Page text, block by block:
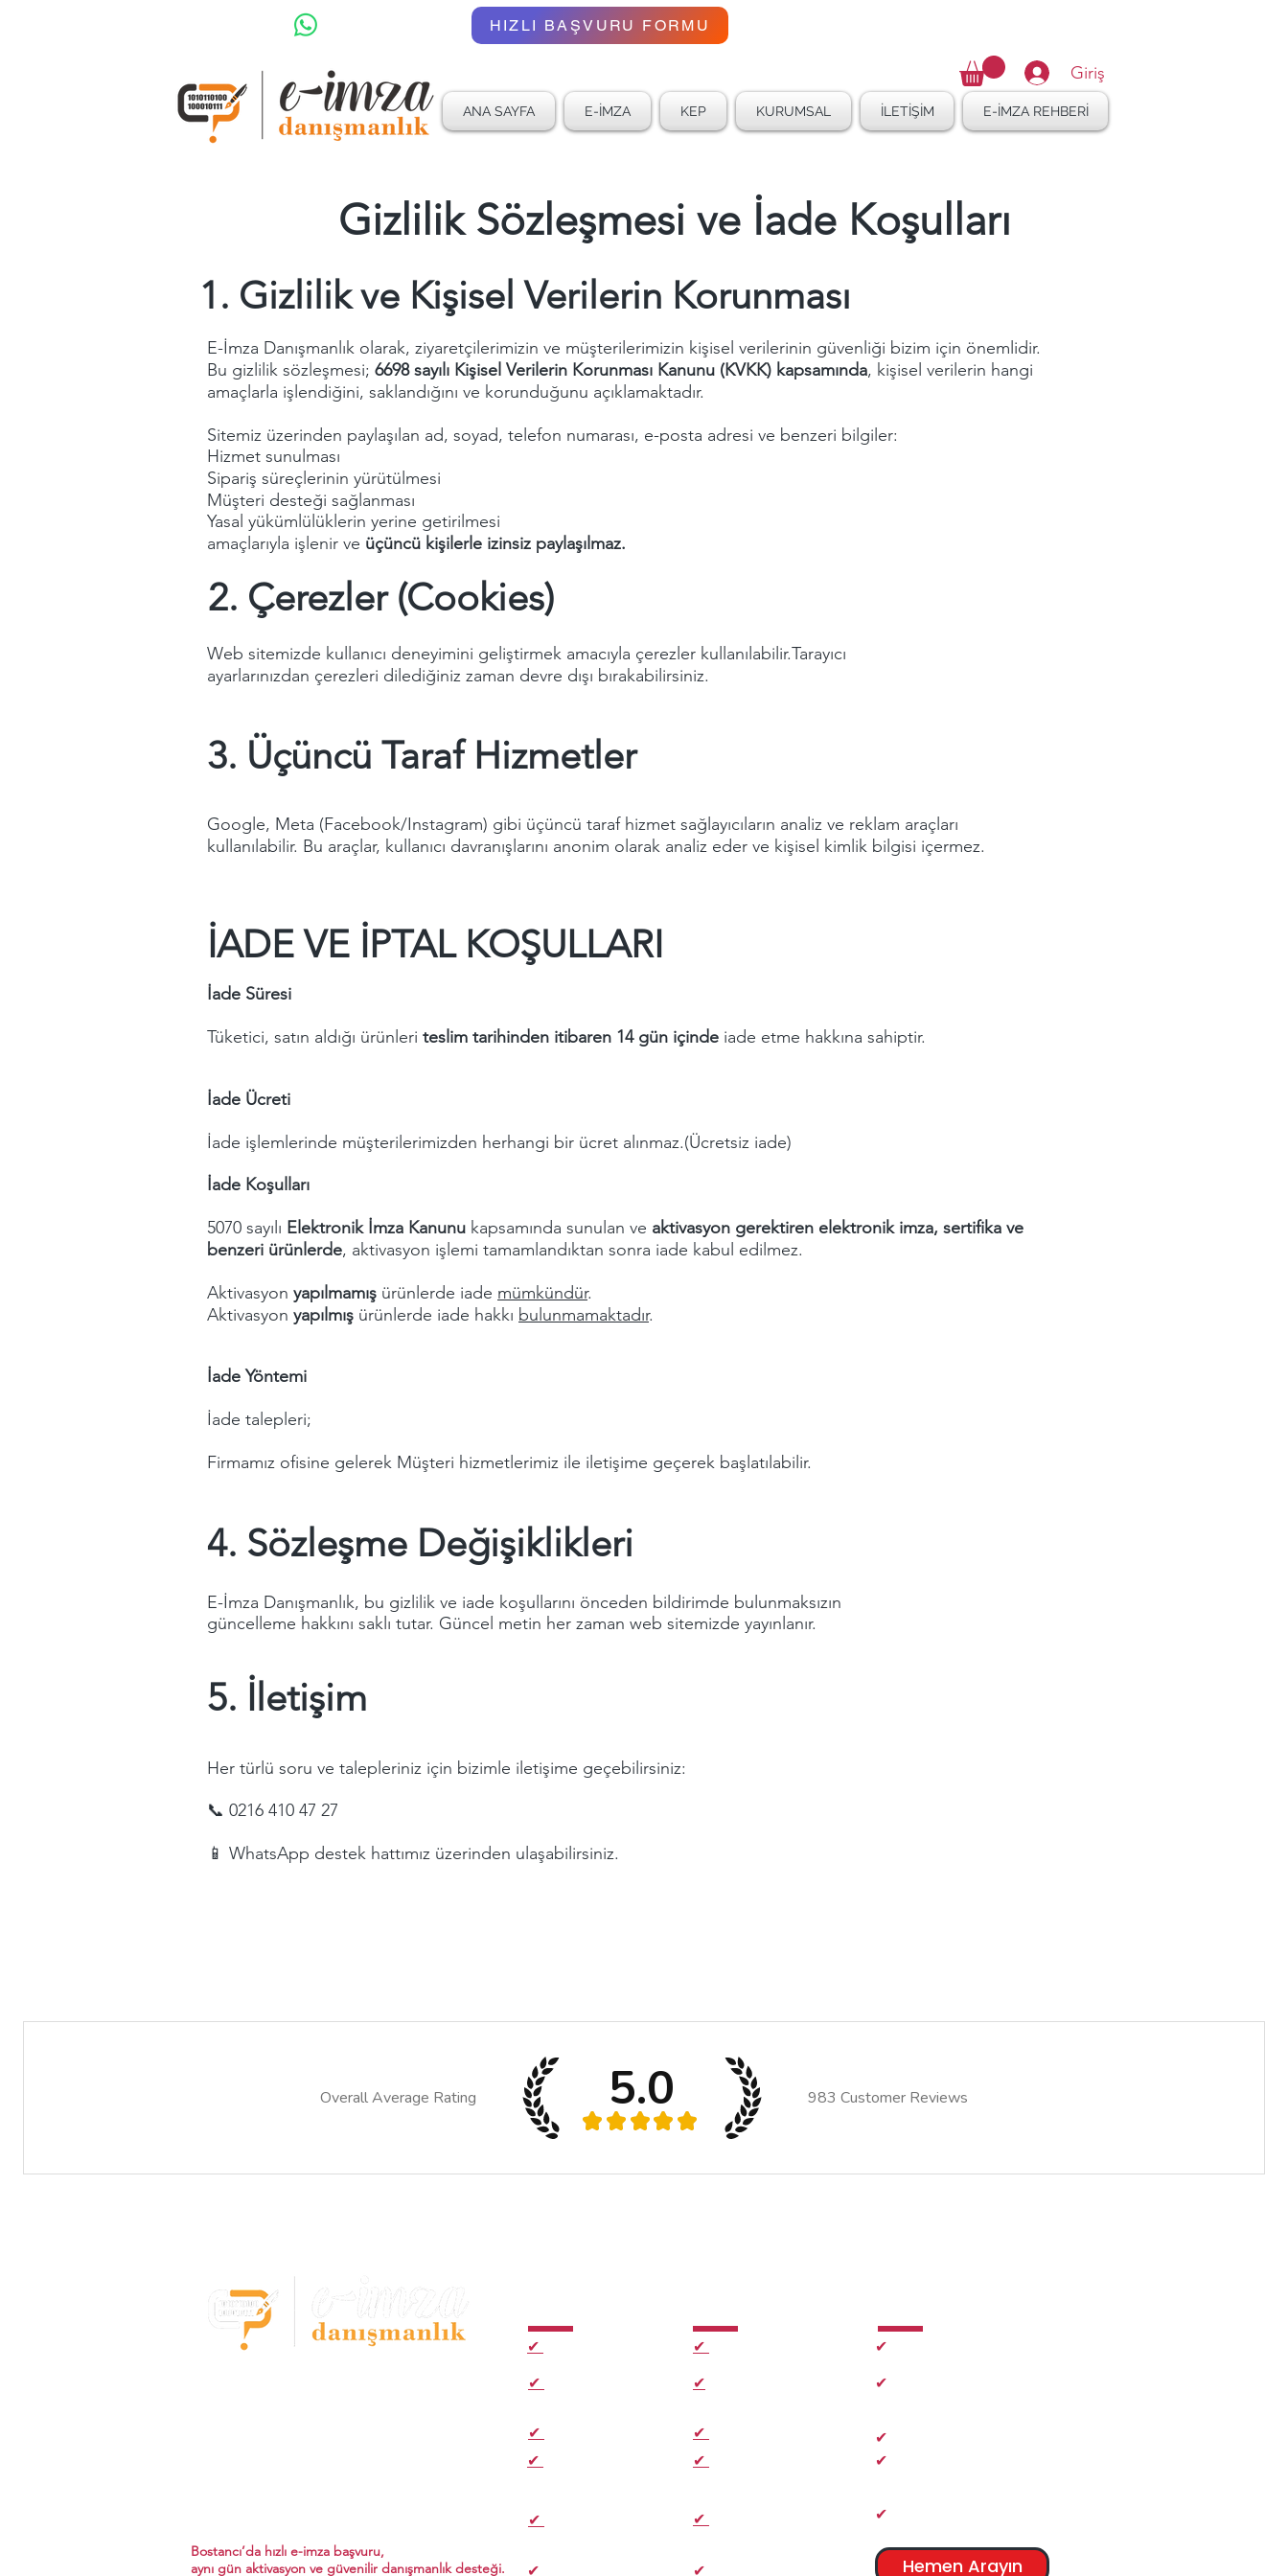
HIZLI BAŞVURU FORMU
Giriş
ANA SAYFA E-İMZA KEP KURUMSAL İLETİŞİM E-İMZA REHBERİ
Gizlilik Sözleşmesi ve İade Koşulları
1. Gizlilik ve Kişisel Verilerin Korunması
E-İmza Danışmanlık olarak, ziyaretçilerimizin ve müşterilerimizin kişisel verilerinin güvenliği bizim için önemlidir.
Bu gizlilik sözleşmesi; 6698 sayılı Kişisel Verilerin Korunması Kanunu (KVKK) kapsamında, kişisel verilerin hangi
amaçlarla işlendiğini, saklandığını ve korunduğunu açıklamaktadır.
Sitemiz üzerinden paylaşılan ad, soyad, telefon numarası, e-posta adresi ve benzeri bilgiler:
Hizmet sunulması
Sipariş süreçlerinin yürütülmesi
Müşteri desteği sağlanması
Yasal yükümlülüklerin yerine getirilmesi
amaçlarıyla işlenir ve üçüncü kişilerle izinsiz paylaşılmaz.
2. Çerezler (Cookies)
Web sitemizde kullanıcı deneyimini geliştirmek amacıyla çerezler kullanılabilir.Tarayıcı
ayarlarınızdan çerezleri dilediğiniz zaman devre dışı bırakabilirsiniz.
3. Üçüncü Taraf Hizmetler
Google, Meta (Facebook/Instagram) gibi üçüncü taraf hizmet sağlayıcıların analiz ve reklam araçları
kullanılabilir. Bu araçlar, kullanıcı davranışlarını anonim olarak analiz eder ve kişisel kimlik bilgisi içermez.
İADE VE İPTAL KOŞULLARI
İade Süresi
Tüketici, satın aldığı ürünleri teslim tarihinden itibaren 14 gün içinde iade etme hakkına sahiptir.
İade Ücreti
İade işlemlerinde müşterilerimizden herhangi bir ücret alınmaz.(Ücretsiz iade)
İade Koşulları
5070 sayılı Elektronik İmza Kanunu kapsamında sunulan ve aktivasyon gerektiren elektronik imza, sertifika ve
benzeri ürünlerde, aktivasyon işlemi tamamlandıktan sonra iade kabul edilmez.
Aktivasyon yapılmamış ürünlerde iade mümkündür.
Aktivasyon yapılmış ürünlerde iade hakkı bulunmamaktadır.
İade Yöntemi
İade talepleri;
Firmamız ofisine gelerek Müşteri hizmetlerimiz ile iletişime geçerek başlatılabilir.
4. Sözleşme Değişiklikleri
E-İmza Danışmanlık, bu gizlilik ve iade koşullarını önceden bildirimde bulunmaksızın
güncelleme hakkını saklı tutar. Güncel metin her zaman web sitemizde yayınlanır.
5. İletişim
Her türlü soru ve talepleriniz için bizimle iletişime geçebilirsiniz:
📞 0216 410 47 27
📱 WhatsApp destek hattımız üzerinden ulaşabilirsiniz.
Overall Average Rating 5.0
★ ★ ★ ★ ★
983 Customer Reviews
✔
✔
✔
✔
✔
✔
✔
✔
Bostancı’da hızlı e-imza başvuru,
aynı gün aktivasyon ve güvenilir danışmanlık desteği.
✔ ✔
✔
✔
✔
✔
✔
✔
✔
Hemen Arayın